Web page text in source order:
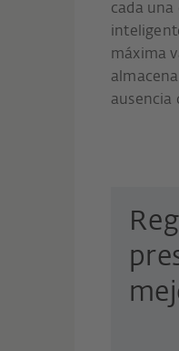
cada una
máxima
ausencia